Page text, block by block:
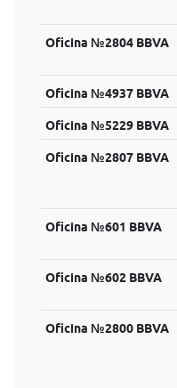
Oficina №2804 BBVA
Oficina №4937 BBVA
Oficina №5229 BBVA
Oficina №2807 BBVA
Oficina №601 BBVA
Oficina №602 BBVA
Oficina №2800 BBVA